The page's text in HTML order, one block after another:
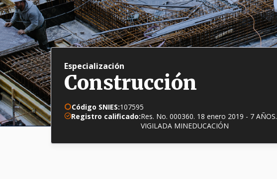
Especialización
Construcción
Código SNIES:107595
Registro calificado:Res. No. 000360. 18 enero 2019 - 7 AÑOS.
VIGILADA MINEDUCACIÓN